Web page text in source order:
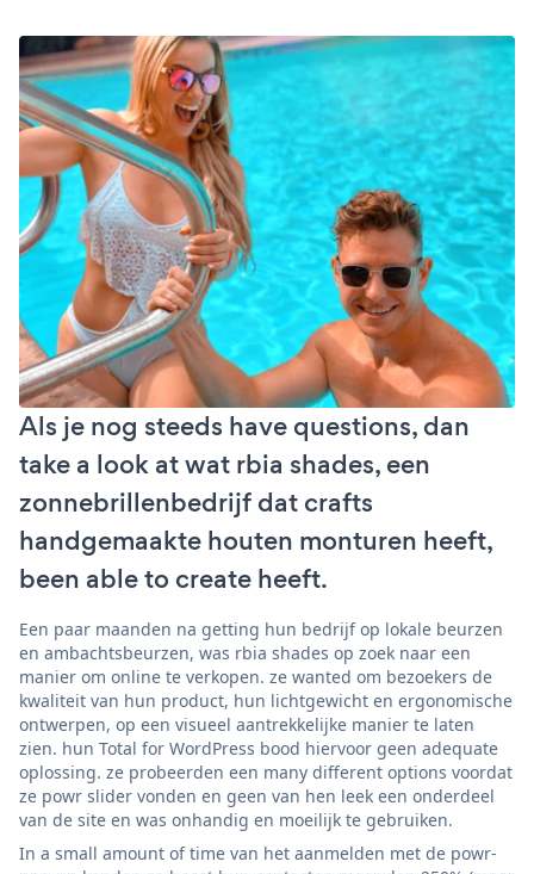
Als je nog steeds have questions, dan
take a look at wat rbia shades, een
zonnebrillenbedrijf dat crafts
handgemaakte houten monturen heeft,
been able to create heeft.
Een paar maanden na getting hun bedrijf op lokale beurzen
en ambachtsbeurzen, was rbia shades op zoek naar een
manier om online te verkopen. ze wanted om bezoekers de
kwaliteit van hun product, hun lichtgewicht en ergonomische
ontwerpen, op een visueel aantrekkelijke manier te laten
zien. hun Total for WordPress bood hiervoor geen adequate
oplossing. ze probeerden een many different options voordat
ze powr slider vonden en geen van hen leek een onderdeel
van de site en was onhandig en moeilijk te gebruiken.
In a small amount of time van het aanmelden met de powr-